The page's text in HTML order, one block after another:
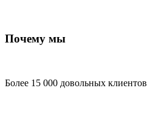
Почему мы
Более 15 000 довольных клиентов